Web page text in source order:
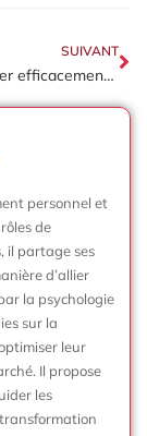
SUIVANT
Comment gérer efficacement les factures d’acompte dans votre entreprise
personnel et
de
il partage ses
d’allier
la psychologie
sur la
leur
Il propose
les